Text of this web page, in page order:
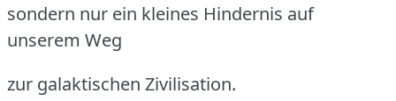
sondern nur ein kleines Hindernis auf
unserem Weg
zur galaktischen Zivilisation.